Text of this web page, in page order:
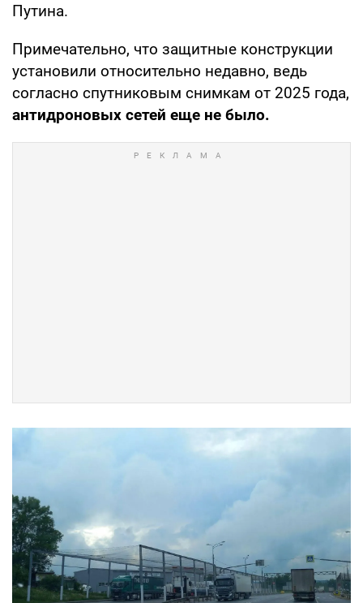
Путина.
Примечательно, что защитные конструкции
установили относительно недавно, ведь
согласно спутниковым снимкам от 2025 года,
антидроновых сетей еще не было.